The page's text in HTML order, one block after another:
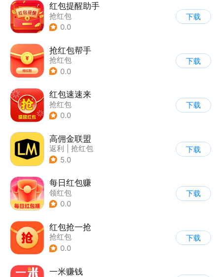
红包提醒助手
抢红包
0.0
下载
抢红包帮手
抢红包
0.0
下载
红包速速来
抢红包
0.0
下载
高佣金联盟
返利
抢红包
5.0
下载
每日红包赚
领红包
0.0
下载
红包抢一抢
抢红包
0.0
下载
一米赚钱